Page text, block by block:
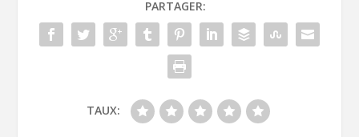
PARTAGER:
TAUX: